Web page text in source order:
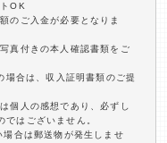
OK
のご入金が必要となりま
真付きの本人確認書類をご
合は、収入証明書類のご提
個人の感想であり、必ずし
ではございません。
合は郵送物が発生しませ